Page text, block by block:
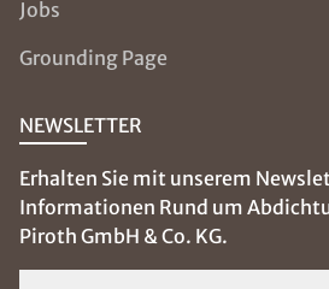
Jobs
Grounding Page
NEWSLETTER
Erhalten Sie mit unserem
Informationen Rund um
Piroth GmbH & Co. KG.